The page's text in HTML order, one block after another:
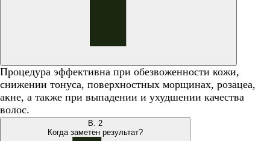
Процедура эффективна при обезвоженности кожи,
снижении тонуса, поверхностных морщинах, розацеа,
акне, а также при выпадении и ухудшении качества
волос.
В. 2
Когда заметен результат?